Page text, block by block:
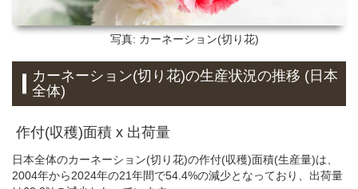
写真: カーネーション(切り花)
カーネーション(切り花)の生産状況の推移 (日本
全体)
作付(収穫)面積 x 出荷量
日本全体のカーネーション(切り花)の作付(収穫)面積(生産量)は、
2004年から2024年の21年間で54.4%の減少となっており、出荷量